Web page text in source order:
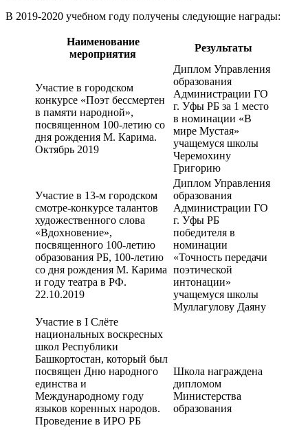
В 2019-2020 учебном году получены следующие награды:
Наименование
мероприятия
Результаты
Участие в городском
конкурсе «Поэт бессмертен
в памяти народной»,
посвященном 100-летию со
дня рождения М. Карима.
Октябрь 2019
Диплом Управления
образования
Администрации ГО
г. Уфы РБ за 1 место
в номинации «В
мире Мустая»
учащемуся школы
Черемохину
Григорию
Участие в 13-м городском
смотре-конкурсе талантов
художественного слова
«Вдохновение»,
посвященного 100-летию
образования РБ, 100-летию
со дня рождения М. Карима
и году театра в РФ.
22.10.2019
Диплом Управления
образования
Администрации ГО
г. Уфы РБ
победителя в
номинации
«Точность передачи
поэтической
интонации»
учащемуся школы
Муллагулову Даяну
Участие в I Слёте
национальных воскресных
школ Республики
Башкортостан, который был
посвящен Дню народного
единства и
Международному году
языков коренных народов.
Проведение в ИРО РБ
Школа награждена
дипломом
Министерства
образования